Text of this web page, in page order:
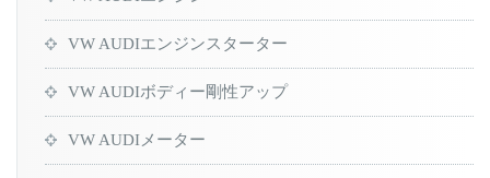
VW AUDIエンジンスターター
VW AUDIボディー剛性アップ
VW AUDIメーター